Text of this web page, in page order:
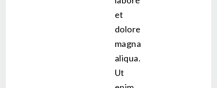
et
dolore
magna
aliqua.
Ut